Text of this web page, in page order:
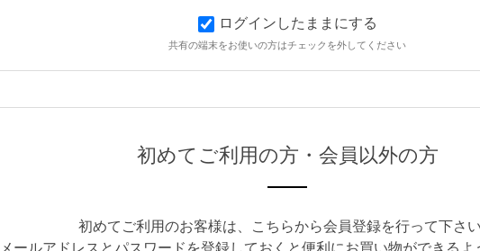
ログインしたままにする
共有の端末をお使いの方はチェックを外してください
初めてご利用の方・会員以外の方
初めてご利用のお客様は、こちらから会員登録を行って下さい
メールアドレスとパスワードを登録しておくと便利にお買い物ができるよ